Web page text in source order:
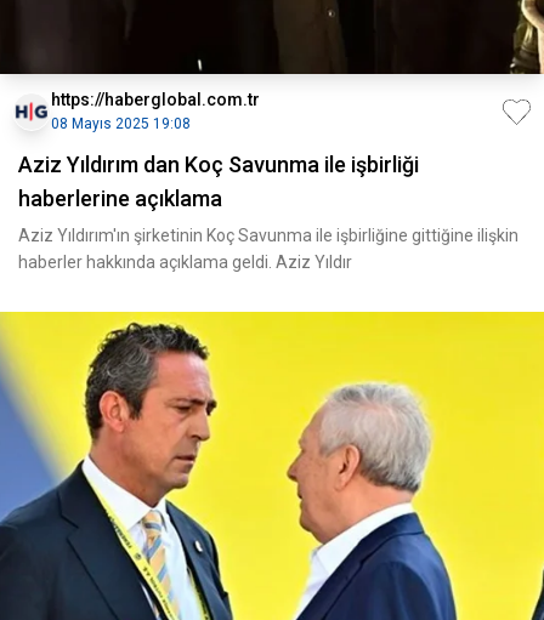
https://haberglobal.com.tr
08 Mayıs 2025 19:08
Aziz Yıldırım dan Koç Savunma ile işbirliği
haberlerine açıklama
Aziz Yıldırım'ın şirketinin Koç Savunma ile işbirliğine gittiğine ilişkin
haberler hakkında açıklama geldi. Aziz Yıldır